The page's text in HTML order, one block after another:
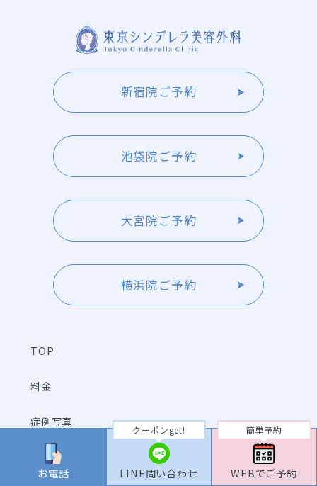
お電話
クーポンget!
LINE問い合わせ
簡単予約
WEBでご予約
新宿院ご予約
池袋院ご予約
大宮院ご予約
横浜院ご予約
TOP
料金
症例写真
症例動画